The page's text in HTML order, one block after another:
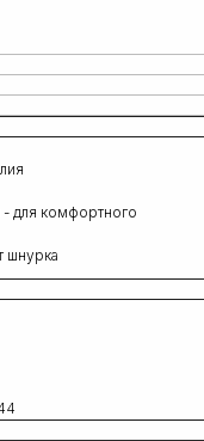
для комфортного
шнурка